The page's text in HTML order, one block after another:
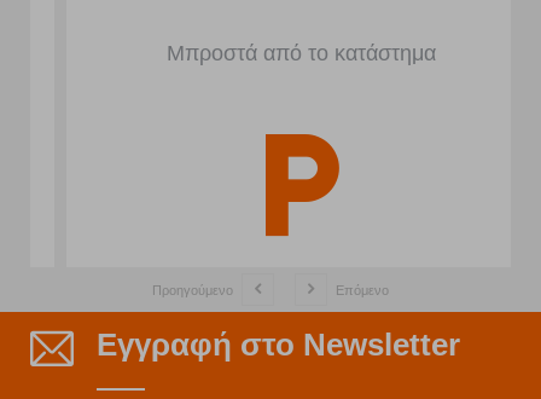
Μπροστά από το κατάστημα
Προηγούμενο Επόμενο
Εγγραφή στο Newsletter